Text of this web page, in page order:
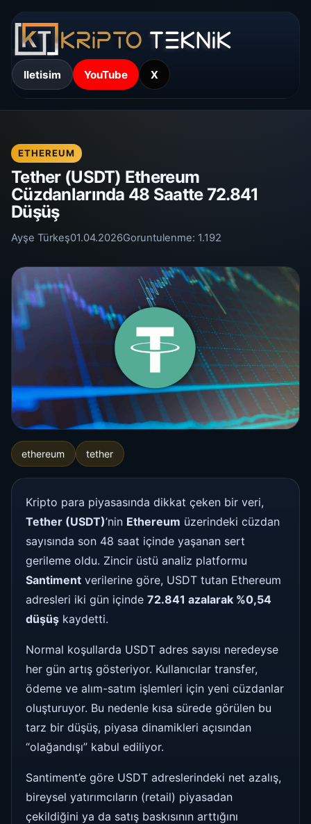
Iletisim YouTube X
ETHEREUM
Tether (USDT) Ethereum
Cüzdanlarında 48 Saatte 72.841
Düşüş
Ayşe Türkeş01.04.2026Goruntulenme: 1.192
ethereum tether
Kripto para piyasasında dikkat çeken bir veri,
Tether (USDT)’nin Ethereum üzerindeki cüzdan
sayısında son 48 saat içinde yaşanan sert
gerileme oldu. Zincir üstü analiz platformu
Santiment verilerine göre, USDT tutan Ethereum
adresleri iki gün içinde 72.841 azalarak %0,54
düşüş kaydetti.
Normal koşullarda USDT adres sayısı neredeyse
her gün artış gösteriyor. Kullanıcılar transfer,
ödeme ve alım-satım işlemleri için yeni cüzdanlar
oluşturuyor. Bu nedenle kısa sürede görülen bu
tarz bir düşüş, piyasa dinamikleri açısından
“olağandışı” kabul ediliyor.
Santiment’e göre USDT adreslerindeki net azalış,
bireysel yatırımcıların (retail) piyasadan
çekildiğini ya da satış baskısının arttığını